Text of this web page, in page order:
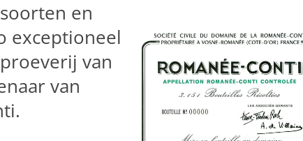
en
exceptioneel
van
van